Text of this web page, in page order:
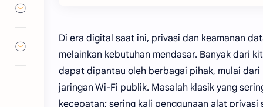
Di era digital saat ini, privasi dan keamanan
melainkan kebutuhan mendasar. Banyak dari
dapat dipantau oleh berbagai pihak, mulai
jaringan Wi-Fi publik. Masalah klasik yang
kecepatan; sering kali penggunaan alat